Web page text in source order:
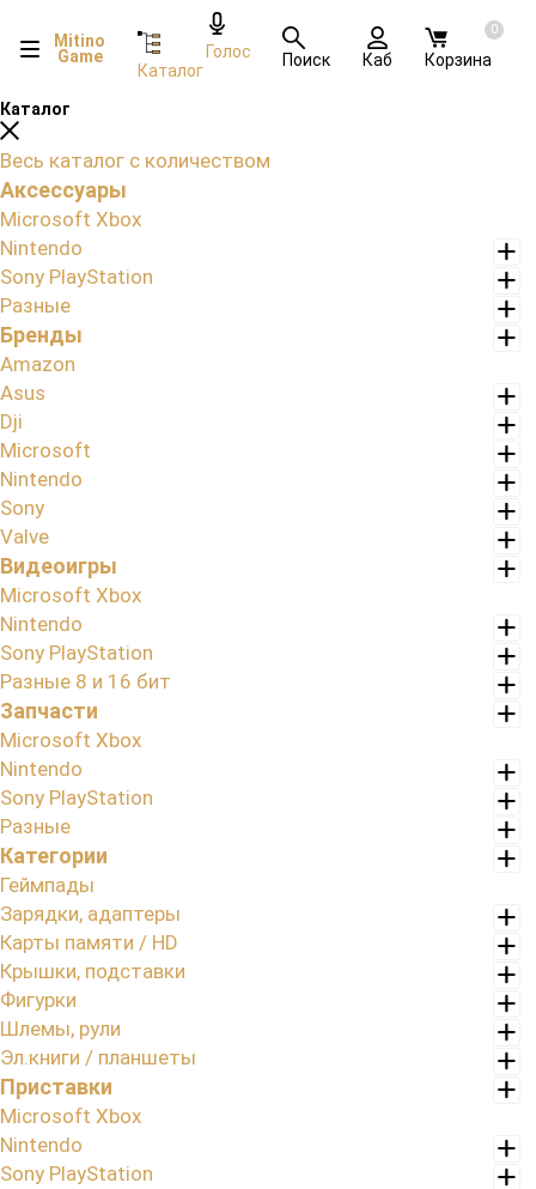
Mitino
Game
Каталог
Голос Поиск Каб
0
Корзина
Каталог
Весь каталог с количеством
Аксессуары
Microsoft Xbox
Nintendo
Sony PlayStation
Разные
Бренды
Amazon
Asus
Dji
Microsoft
Nintendo
Sony
Valve
Видеоигры
Microsoft Xbox
Nintendo
Sony PlayStation
Разные 8 и 16 бит
Запчасти
Microsoft Xbox
Nintendo
Sony PlayStation
Разные
Категории
Геймпады
Зарядки, адаптеры
Карты памяти / HD
Крышки, подставки
Фигурки
Шлемы, рули
Эл.книги / планшеты
Приставки
Microsoft Xbox
Nintendo
Sony PlayStation